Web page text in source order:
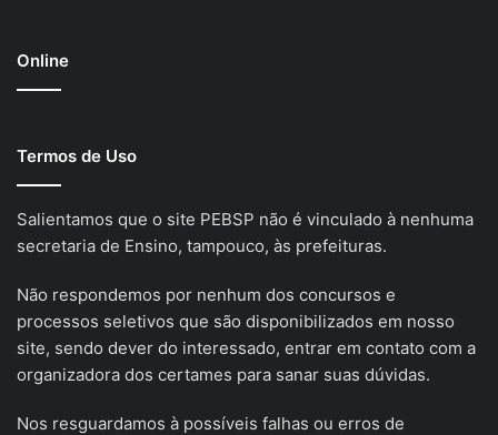
Online
Termos de Uso
Salientamos que o site PEBSP não é vinculado à nenhuma
secretaria de Ensino, tampouco, às prefeituras.
Não respondemos por nenhum dos concursos e
processos seletivos que são disponibilizados em nosso
site, sendo dever do interessado, entrar em contato com a
organizadora dos certames para sanar suas dúvidas.
Nos resguardamos à possíveis falhas ou erros de